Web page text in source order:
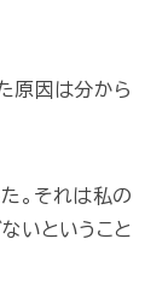
原因は分から
。それは私の
いということ